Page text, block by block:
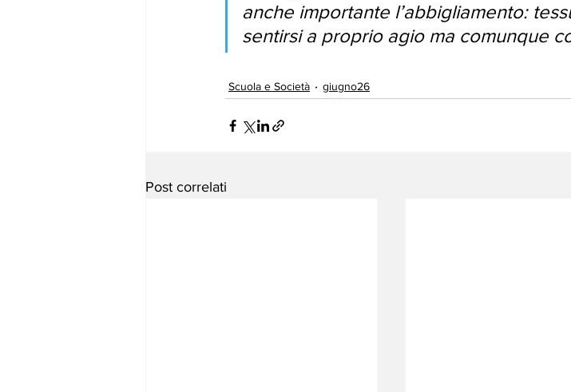
anche importante l’abbigliamento:
sentirsi a proprio agio ma comunque
Scuola e Società giugno26
Post correlati